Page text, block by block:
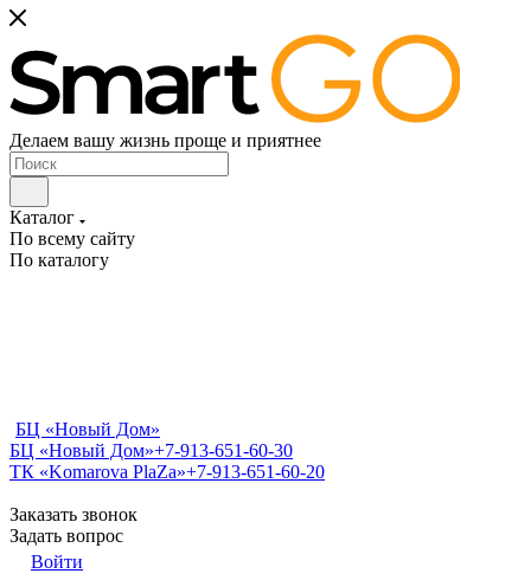
Делаем вашу жизнь проще и приятнее
Каталог
По всему сайту
По каталогу
БЦ «Новый Дом»
БЦ «Новый Дом»+7-913-651-60-30
ТК «Komarova PlaZa»+7-913-651-60-20
Заказать звонок
Задать вопрос
Войти